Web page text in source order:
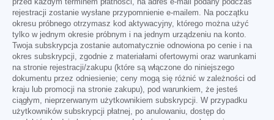
rejestracji zostanie wysłane przypomnienie e-mailem. Na początku
okresu próbnego otrzymasz kod aktywacyjny, którego można użyć
tylko w jednym okresie próbnym i na jednym urządzeniu na konto.
Twoja subskrypcja zostanie automatycznie odnowiona po cenie i na
okres subskrypcji, zgodnie z materiałami ofertowymi oraz warunkami
na stronie rejestracji/zakupu (które są włączone do niniejszego
dokumentu przez odniesienie; ceny mogą się różnić w zależności od
kraju lub promocji na stronie zakupu), pod warunkiem, że jesteś
ciągłym, nieprzerwanym użytkownikiem subskrypcji. W przypadku
użytkowników subskrypcji płatnej, po anulowaniu, dostęp do